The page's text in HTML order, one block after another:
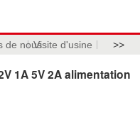
de nousVisite d'usine >>
1A 5V 2A alimentation